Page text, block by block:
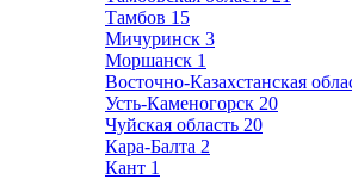
Тамбов 15
Мичуринск 3
Моршанск 1
Восточно-Казахстанская
Усть-Каменогорск 20
Чуйская область 20
Кара-Балта 2
Кант 1